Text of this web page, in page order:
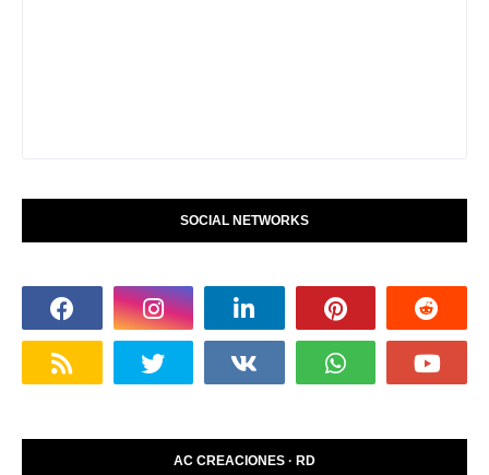
SOCIAL NETWORKS
AC CREACIONES · RD